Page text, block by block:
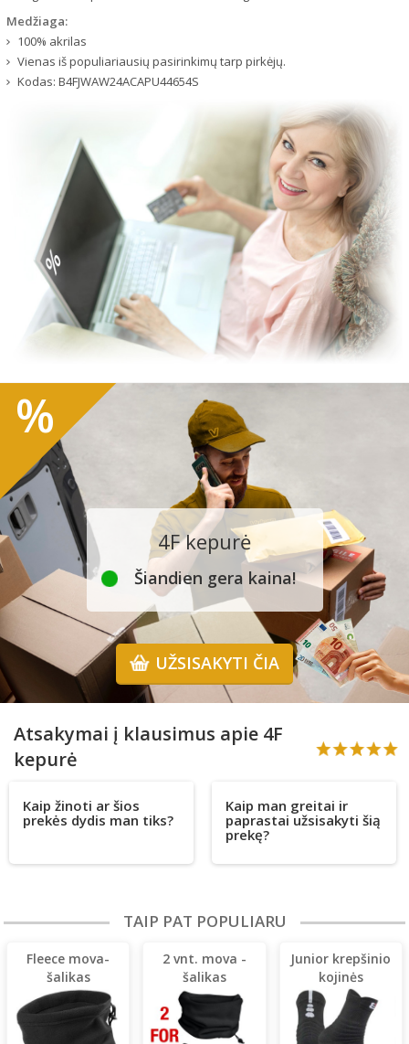
Medžiaga:
100% akrilas
Vienas iš populiariausių pasirinkimų tarp pirkėjų.
Kodas: B4FJWAW24ACAPU44654S
4F kepurė
Šiandien gera kaina!
UŽSISAKYTI ČIA
%
Atsakymai į klausimus apie 4F
kepurė
Kaip žinoti ar šios
prekės dydis man tiks?
Kaip man greitai ir
paprastai užsisakyti šią
prekę?
TAIP PAT POPULIARU
Fleece mova-
šalikas
2 vnt. mova -
šalikas
Junior krepšinio
kojinės